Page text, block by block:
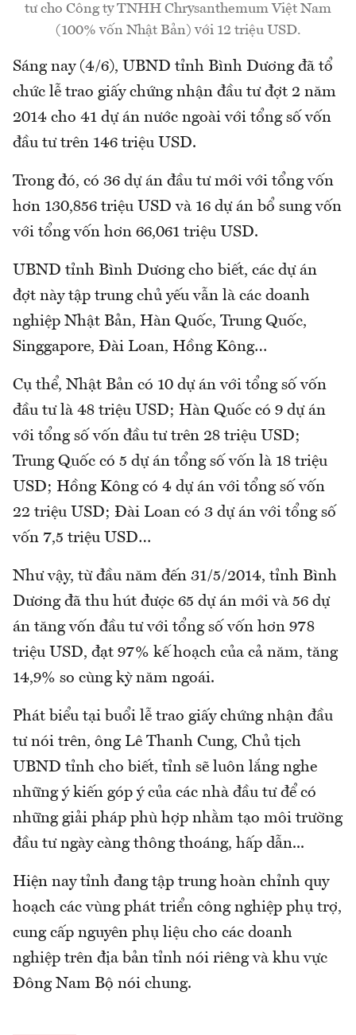
tư cho Công ty TNHH Chrysanthemum Việt Nam
(100% vốn Nhật Bản) với 12 triệu USD.
Sáng nay (4/6), UBND tỉnh Bình Dương đã tổ
chức lễ trao giấy chứng nhận đầu tư đợt 2 năm
2014 cho 41 dự án nước ngoài với tổng số vốn
đầu tư trên 146 triệu USD.
Trong đó, có 36 dự án đầu tư mới với tổng vốn
hơn 130,856 triệu USD và 16 dự án bổ sung vốn
với tổng vốn hơn 66,061 triệu USD.
UBND tỉnh Bình Dương cho biết, các dự án
đợt này tập trung chủ yếu vẫn là các doanh
nghiệp Nhật Bản, Hàn Quốc, Trung Quốc,
Singgapore, Đài Loan, Hồng Kông…
Cụ thể, Nhật Bản có 10 dự án với tổng số vốn
đầu tư là 48 triệu USD; Hàn Quốc có 9 dự án
với tổng số vốn đầu tư trên 28 triệu USD;
Trung Quốc có 5 dự án tổng số vốn là 18 triệu
USD; Hồng Kông có 4 dự án với tổng số vốn
22 triệu USD; Đài Loan có 3 dự án với tổng số
vốn 7,5 triệu USD…
Như vậy, từ đầu năm đến 31/5/2014, tỉnh Bình
Dương đã thu hút được 65 dự án mới và 56 dự
án tăng vốn đầu tư với tổng số vốn hơn 978
triệu USD, đạt 97% kế hoạch của cả năm, tăng
14,9% so cùng kỳ năm ngoái.
Phát biểu tại buổi lễ trao giấy chứng nhận đầu
tư nói trên, ông Lê Thanh Cung, Chủ tịch
UBND tỉnh cho biết, tỉnh sẽ luôn lắng nghe
những ý kiến góp ý của các nhà đầu tư để có
những giải pháp phù hợp nhằm tạo môi trường
đầu tư ngày càng thông thoáng, hấp dẫn...
Hiện nay tỉnh đang tập trung hoàn chỉnh quy
hoạch các vùng phát triển công nghiệp phụ trợ,
cung cấp nguyên phụ liệu cho các doanh
nghiệp trên địa bản tỉnh nói riêng và khu vực
Đông Nam Bộ nói chung.